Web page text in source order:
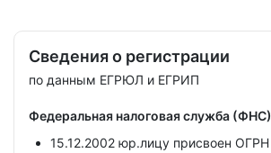
Сведения о регистрации
по данным ЕГРЮЛ и ЕГРИП
Федеральная налоговая служба (ФНС)
15.12.2002 юр.лицу присвоен ОГРН